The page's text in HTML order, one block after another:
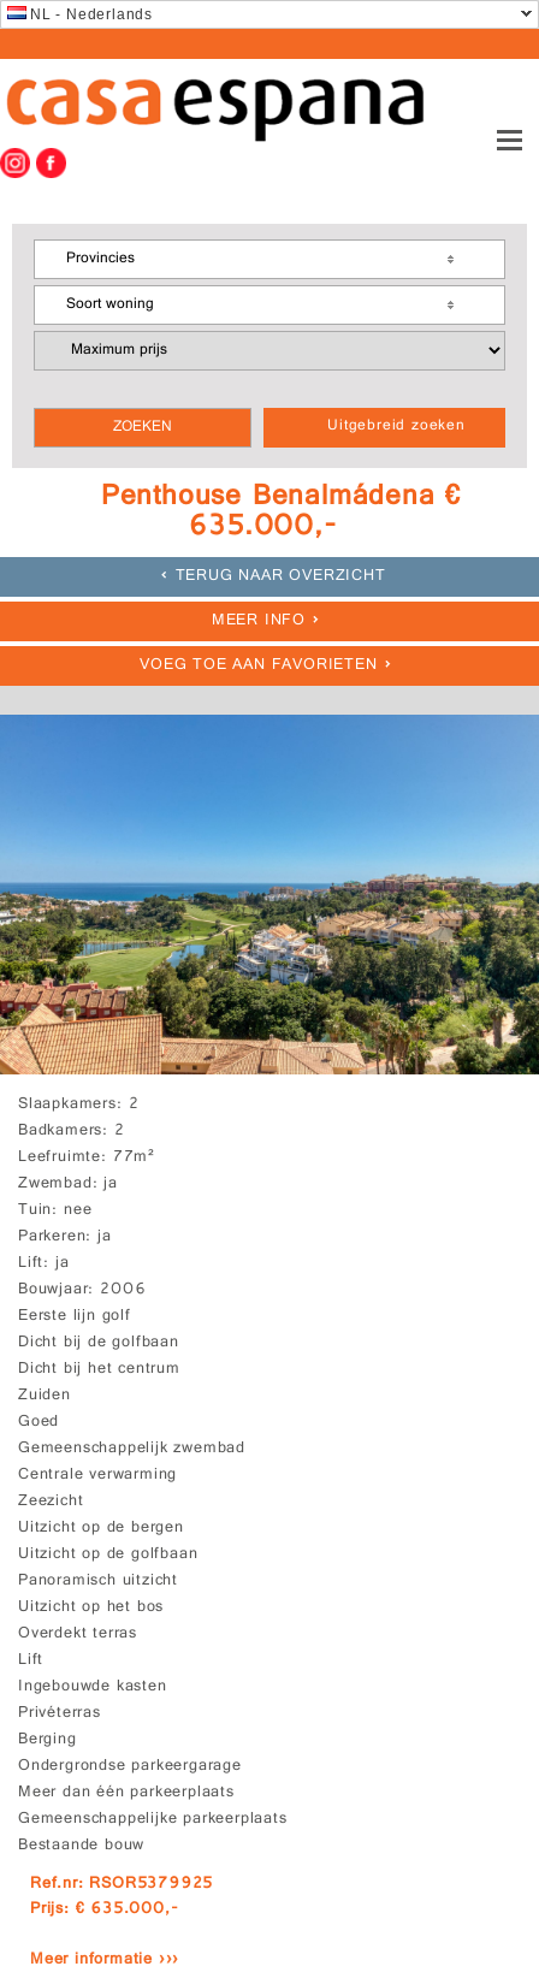
NL - Nederlands
Uitgebreid zoeken
Provincies
Soort woning
Penthouse Benalmádena €
635.000,-
TERUG NAAR OVERZICHT
MEER INFO
VOEG TOE AAN FAVORIETEN
Slaapkamers 2
Badkamers 2
Leefruimte 77m²
Zwembad ja
Tuin nee
Parkeren ja
Lift ja
Bouwjaar 2006
Eerste lijn golf
Dicht bij de golfbaan
Dicht bij het centrum
Zuiden
Goed
Gemeenschappelijk zwembad
Centrale verwarming
Zeezicht
Uitzicht op de bergen
Uitzicht op de golfbaan
Panoramisch uitzicht
Uitzicht op het bos
Overdekt terras
Lift
Ingebouwde kasten
Privéterras
Berging
Ondergrondse parkeergarage
Meer dan één parkeerplaats
Gemeenschappelijke parkeerplaats
Bestaande bouw
Ref.nr: RSOR5379925
Prijs: € 635.000,-
Meer informatie ›››